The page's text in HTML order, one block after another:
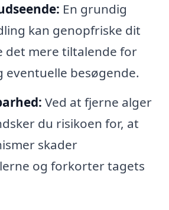
En grundig
kan genopfriske dit
det mere tiltalende for
eventuelle besøgende.
Ved at fjerne alger
du risikoen for, at
skader
og forkorter tagets